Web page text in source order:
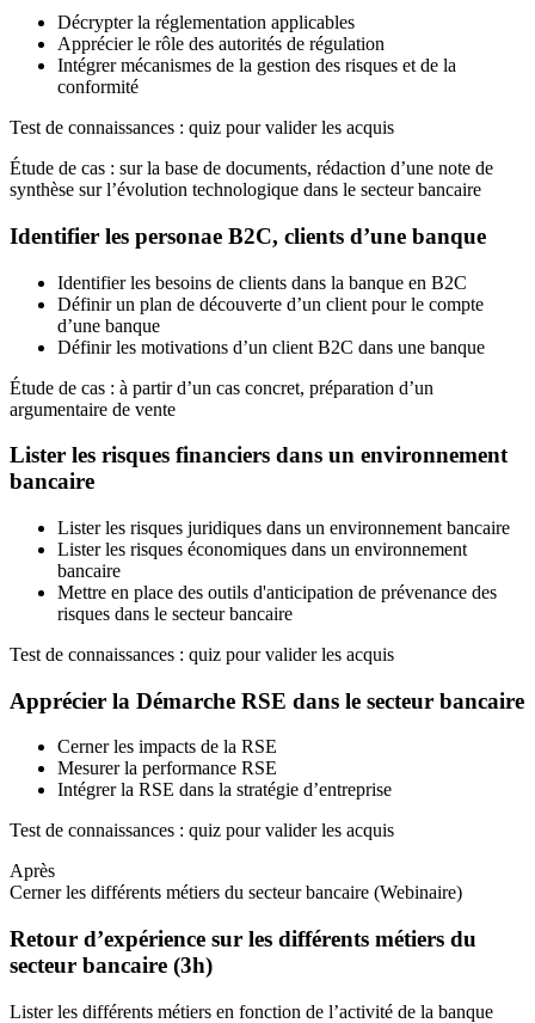
Décrypter la réglementation applicables
Apprécier le rôle des autorités de régulation
Intégrer mécanismes de la gestion des risques et de la
conformité
Test de connaissances : quiz pour valider les acquis
Étude de cas : sur la base de documents, rédaction d’une note de
synthèse sur l’évolution technologique dans le secteur bancaire
Identifier les personae B2C, clients d’une banque
Identifier les besoins de clients dans la banque en B2C
Définir un plan de découverte d’un client pour le compte
d’une banque
Définir les motivations d’un client B2C dans une banque
Étude de cas : à partir d’un cas concret, préparation d’un
argumentaire de vente
Lister les risques financiers dans un environnement
bancaire
Lister les risques juridiques dans un environnement bancaire
Lister les risques économiques dans un environnement
bancaire
Mettre en place des outils d'anticipation de prévenance des
risques dans le secteur bancaire
Test de connaissances : quiz pour valider les acquis
Apprécier la Démarche RSE dans le secteur bancaire
Cerner les impacts de la RSE
Mesurer la performance RSE
Intégrer la RSE dans la stratégie d’entreprise
Test de connaissances : quiz pour valider les acquis
Après
Cerner les différents métiers du secteur bancaire (Webinaire)
Retour d’expérience sur les différents métiers du
secteur bancaire (3h)
Lister les différents métiers en fonction de l’activité de la banque